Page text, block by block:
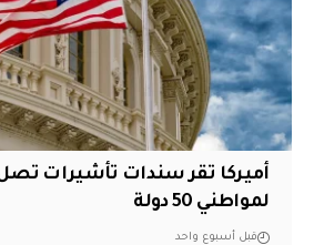
لمواطني 50 دولة
قبل أسبوع واحد